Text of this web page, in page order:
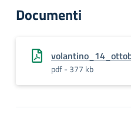
Documenti
pdf - 377 kb